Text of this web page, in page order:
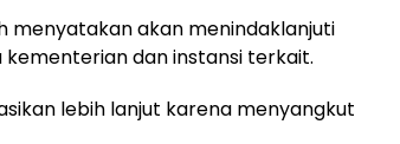
menyatakan akan menindaklanjuti
dan instansi terkait.
lebih lanjut karena menyangkut